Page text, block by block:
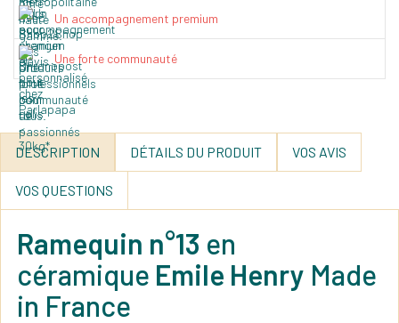
Un accompagnement premium
Une forte communauté
DESCRIPTION DÉTAILS DU PRODUIT VOS AVIS
VOS QUESTIONS
Ramequin n°13 en
céramique Emile Henry Made
in France